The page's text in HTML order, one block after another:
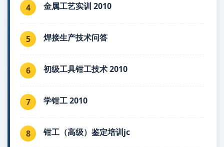
4 金属工艺实训 2010
5 焊接生产技术问答
6 初级工具钳工技术 2010
7 学钳工 2010
8 钳工（高级）鉴定培训jc